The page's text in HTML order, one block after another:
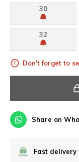
30
32
Don't forget to
Share on
Fast delivery